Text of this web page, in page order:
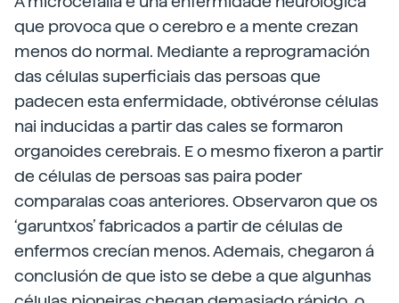
que provoca que o cerebro e a mente crezan
menos do normal. Mediante a reprogramación
das células superficiais das persoas que
padecen esta enfermidade, obtivéronse células
nai inducidas a partir das cales se formaron
organoides cerebrais. E o mesmo fixeron a partir
de células de persoas sas paira poder
comparalas coas anteriores. Observaron que os
‘garuntxos’ fabricados a partir de células de
enfermos crecían menos. Ademais, chegaron á
conclusión de que isto se debe a que algunhas